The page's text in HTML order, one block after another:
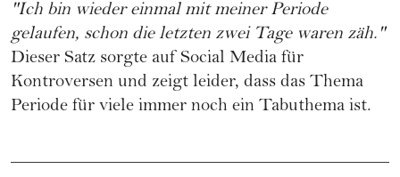
"Ich bin wieder einmal mit meiner Periode
gelaufen, schon die letzten zwei Tage waren zäh."
Dieser Satz sorgte auf Social Media für
Kontroversen und zeigt leider, dass das Thema
Periode für viele immer noch ein Tabuthema ist.